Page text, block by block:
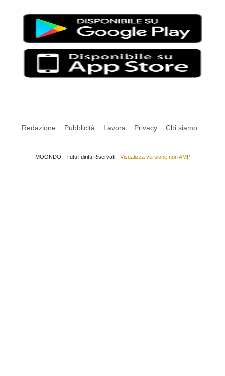
Redazione Pubblicità Lavora Privacy Chi siamo
MOONDO - Tutti i diritti Riservati Visualizza versione non AMP